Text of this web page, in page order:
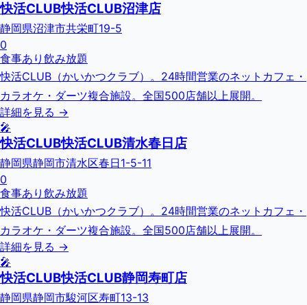
快活CLUB快活CLUB沼津店
静岡県沼津市共栄町19-5
0
食事あり 飲み放題
快活CLUB（かいかつクラブ）。24時間営業のネットカフェ・
カラオケ・ダーツ複合施設。全国500店舗以上展開。
詳細を見る →
🎤
快活CLUB快活CLUB清水春日店
静岡県静岡市清水区春日1-5-11
0
食事あり 飲み放題
快活CLUB（かいかつクラブ）。24時間営業のネットカフェ・
カラオケ・ダーツ複合施設。全国500店舗以上展開。
詳細を見る →
🎤
快活CLUB快活CLUB静岡寿町店
静岡県静岡市駿河区寿町13-13